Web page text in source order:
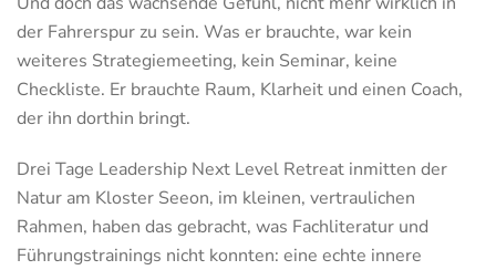
der Fahrerspur zu sein. Was er brauchte, war kein
weiteres Strategiemeeting, kein Seminar, keine
Checkliste. Er brauchte Raum, Klarheit und einen Coach,
der ihn dorthin bringt.
Drei Tage Leadership Next Level Retreat inmitten der
Natur am Kloster Seeon, im kleinen, vertraulichen
Rahmen, haben das gebracht, was Fachliteratur und
Führungstrainings nicht konnten: eine echte innere